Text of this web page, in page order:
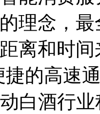
理念，
离和时
捷的高速
白酒行业